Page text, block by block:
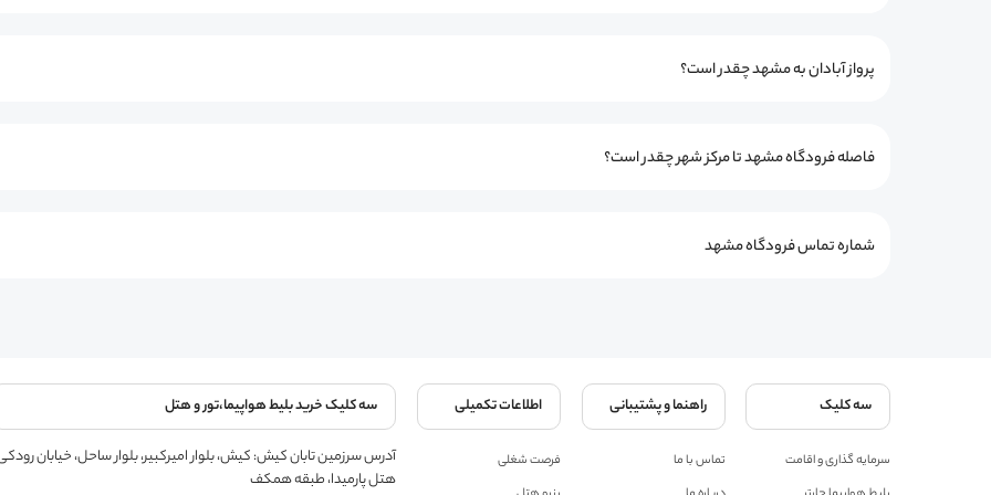
پرواز آبادان به مشهد چقدر است؟
فاصله فرودگاه مشهد تا مرکز شهر چقدر است؟
شماره تماس فرودگاه مشهد
سه کلیک
سرمایه گذاری و اقامت
راهنما و پشتیبانی
تماس با ما
اطلاعات تکمیلی
فرصت شغلی
سه کلیک خرید بلیط هواپیما،تور و هتل
آدرس سرزمین تابان کیش: کیش، بلوار امیرکبیر، بلوار ساحل، خیابان
هتل پارمیدا، طبقه همکف